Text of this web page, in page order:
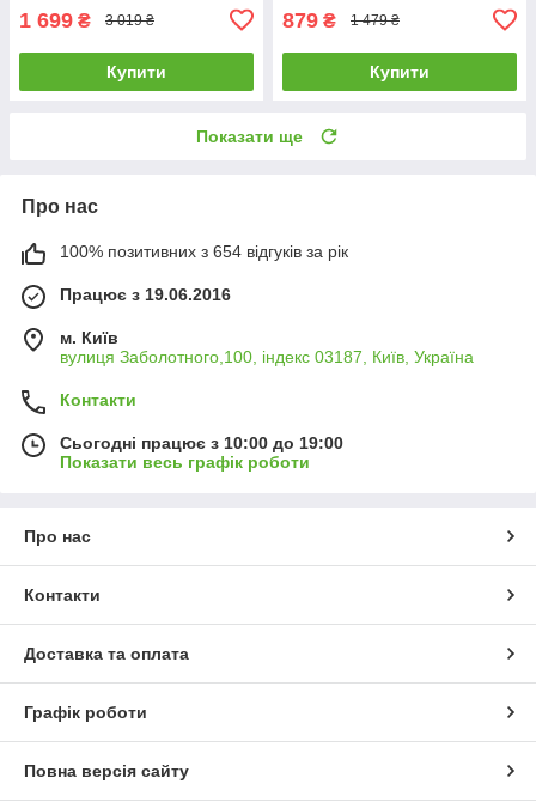
1 699 ₴ 3 019 ₴
Купити
879 ₴ 1 479 ₴
Купити
Показати ще
Про нас
100% позитивних з 654 відгуків за рік
Працює з 19.06.2016
м. Київ
вулиця Заболотного,100, індекс 03187, Київ, Україна
Контакти
Сьогодні працює з 10:00 до 19:00
Показати весь графік роботи
Про нас
Контакти
Доставка та оплата
Графік роботи
Повна версія сайту